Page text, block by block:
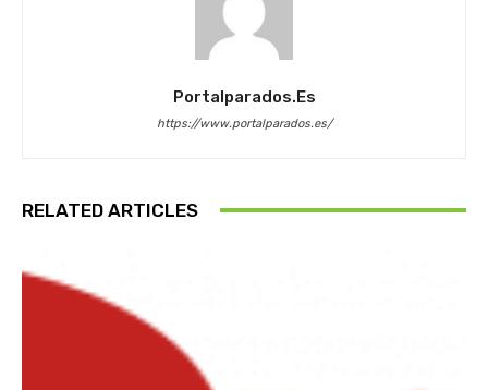
Portalparados.es
https://www.portalparados.es/
RELATED ARTICLES